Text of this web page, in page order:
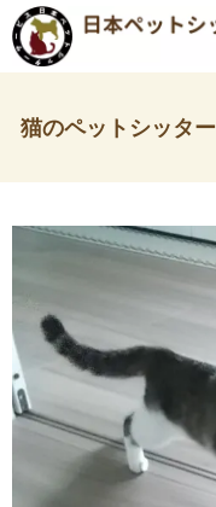
猫のペットシッタ